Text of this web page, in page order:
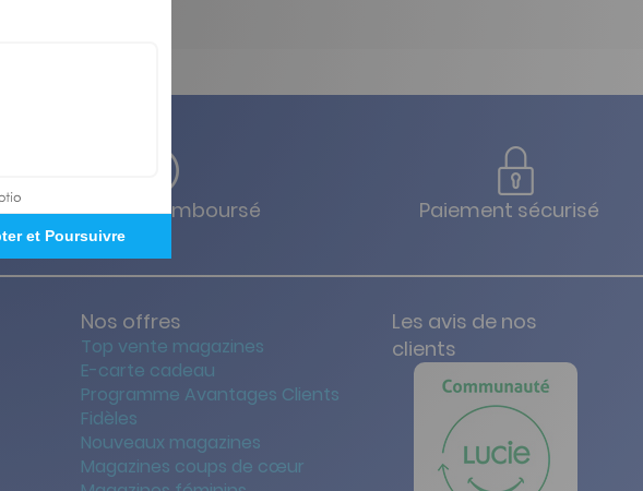
Satisfait ou remboursé Paiement sécurisé
Nos offres
Top vente magazines
E-carte cadeau
Programme Avantages Clients
Fidèles
Nouveaux magazines
Magazines coups de cœur
Les avis de nos
clients